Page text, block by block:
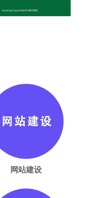
网站建设